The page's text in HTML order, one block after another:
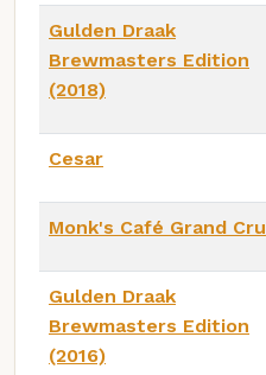
Gulden Draak
Brewmasters Edition
(2018)
Cesar
Monk's Café Grand Cru
Gulden Draak
Brewmasters Edition
(2016)